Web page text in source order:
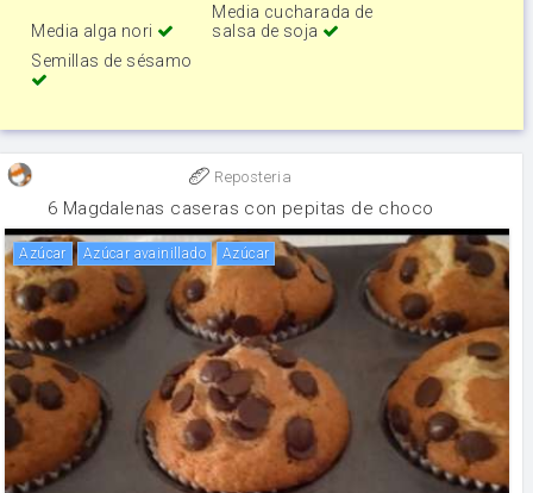
Media alga nori
Media cucharada de
salsa de soja
Semillas de sésamo
Reposteria
6 Magdalenas caseras con pepitas de choco
Azúcar Azúcar avainillado Azúcar